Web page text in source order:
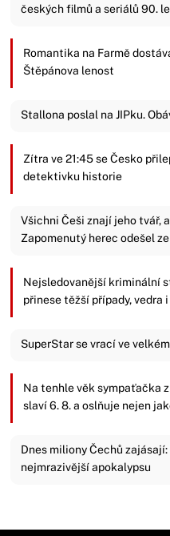
českých filmů a seriálů 90.
Romantika na Farmě
Štěpánova lenost
Stallona poslal na JIPku.
Zítra ve 21:45 se Česko
detektivku historie
Všichni Češi znají jeho tvář,
Zapomenutý herec odešel
Nejsledovanější kriminální
přinese těžší případy, vedra
SuperStar se vrací ve
Na tenhle věk sympaťačka
slaví 6. 8. a oslňuje nejen
Dnes miliony Čechů
nejmrazivější apokalypsu